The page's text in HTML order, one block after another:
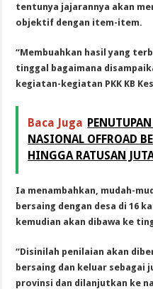
tentunya jajarannya akan
objektif dengan item-item.
“Membuahkan hasil yang
tinggal bagaimana
kegiatan-kegiatan PKK KB
Baca Juga
NASIONAL OFFROAD
HINGGA RATUSAN
Ia menambahkan, mudah-
bersaing dengan desa di 16
kemudian akan dibawa ke
“Disinilah penilaian akan
bersaing dan keluar
provinsi dan dilanjutkan ke